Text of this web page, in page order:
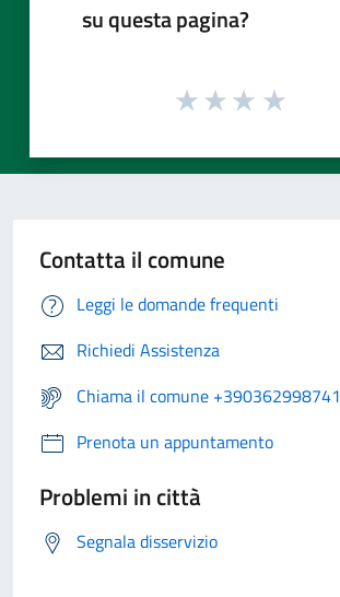
su questa pagina?
Contatta il comune
Leggi le domande frequenti
Richiedi Assistenza
Chiama il comune +390362998741
Prenota un appuntamento
Problemi in città
Segnala disservizio